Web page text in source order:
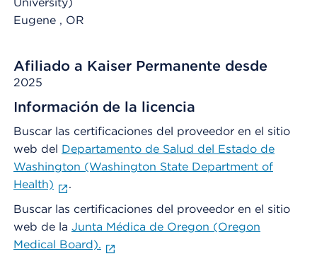
Eugene , OR
Afiliado a Kaiser Permanente desde
2025
Información de la licencia
Buscar las certificaciones del proveedor en el sitio
web del Departamento de Salud del Estado de
Washington (Washington State Department of
Health)
.
Buscar las certificaciones del proveedor en el sitio
web de la Junta Médica de Oregon (Oregon
Medical Board).